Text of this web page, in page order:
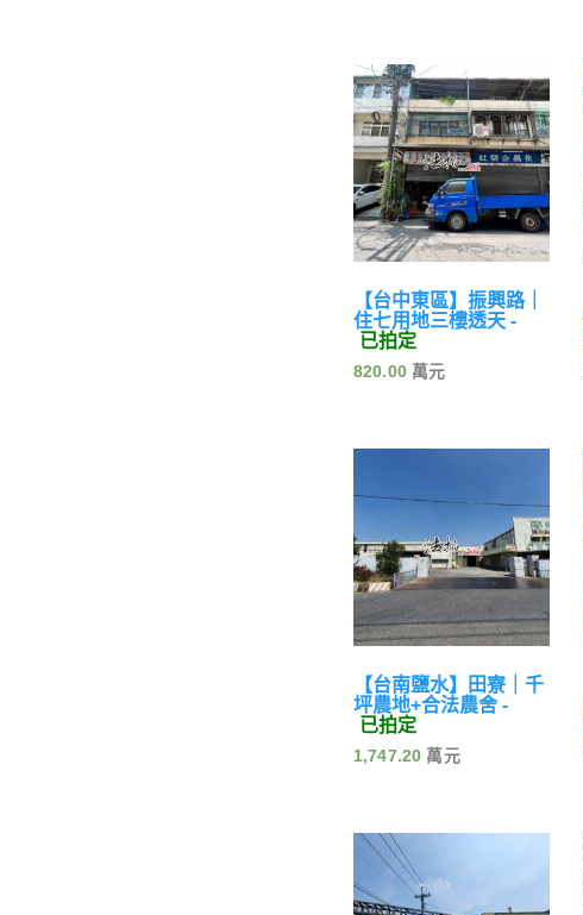
【台中東區】振興路｜
住七用地三樓透天 -
已拍定
820.00
【台南鹽水】田寮｜千
坪農地+合法農舍 -
已拍定
1,747.20